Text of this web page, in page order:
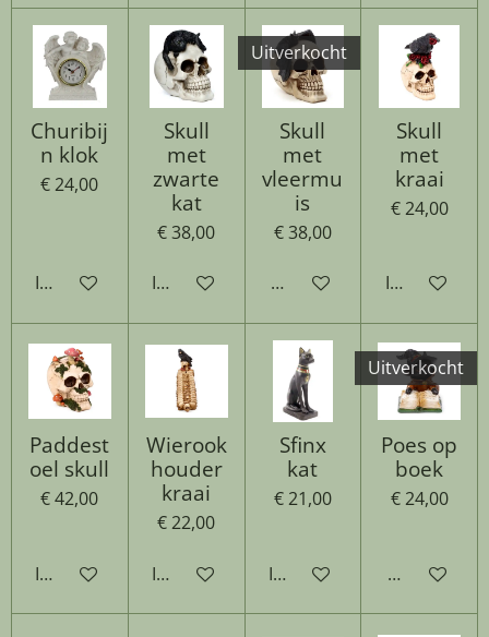
Churibij
n klok
€ 24,00
In winkelwagen
Skull
met
zwarte
kat
€ 38,00
In winkelwagen
Uitverkocht
Skull
met
vleermu
is
€ 38,00
Houd mij op de hoogte
Skull
met
kraai
€ 24,00
In
Paddest
oel skull
€ 42,00
In winkelwagen
Wierook
houder
kraai
€ 22,00
In winkelwagen
Sfinx
kat
€ 21,00
In winkelwagen
Uitverkocht
Poes op
boek
€ 24,00
Houd mij